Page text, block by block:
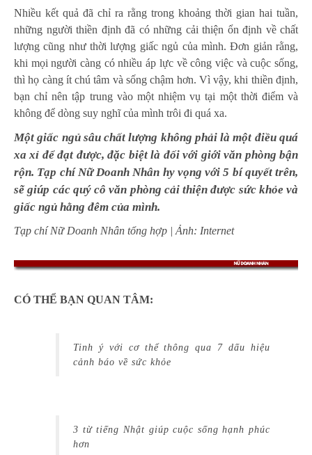
Nhiều kết quả đã chỉ ra rằng trong khoảng thời gian hai tuần,
những người thiền định đã có những cải thiện ổn định về chất
lượng cũng như thời lượng giấc ngủ của mình. Đơn giản rằng,
khi mọi người càng có nhiều áp lực về công việc và cuộc sống,
thì họ càng ít chú tâm và sống chậm hơn. Vì vậy, khi thiền định,
bạn chỉ nên tập trung vào một nhiệm vụ tại một thời điểm và
không để dòng suy nghĩ của mình trôi đi quá xa.
Một giấc ngủ sâu chất lượng không phải là một điều quá
xa xỉ để đạt được, đặc biệt là đối với giới văn phòng bận
rộn. Tạp chí Nữ Doanh Nhân hy vọng với 5 bí quyết trên,
sẽ giúp các quý cô văn phòng cải thiện được sức khỏe và
giấc ngủ hằng đêm của mình.
Tạp chí Nữ Doanh Nhân tổng hợp | Ảnh: Internet
CÓ THỂ BẠN QUAN TÂM:
Tinh ý với cơ thể thông qua 7 dấu hiệu
cảnh báo về sức khỏe
3 từ tiếng Nhật giúp cuộc sống hạnh phúc
hơn